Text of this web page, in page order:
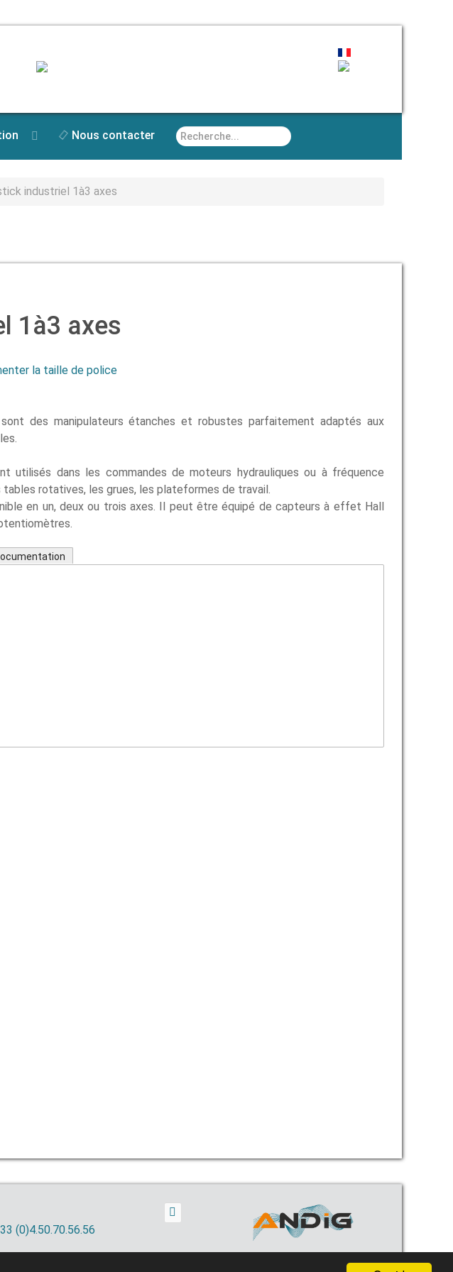
Nous contacter Rechercher
industriel 1à3 axes
1à3 axes
la taille de police
des manipulateurs étanches et robustes parfaitement adaptés aux
utilisés dans les commandes de moteurs hydrauliques ou à fréquence
rotatives, les grues, les plateformes de travail.
en un, deux ou trois axes. Il peut être équipé de capteurs à effet Hall
(0)4.50.70.56.56